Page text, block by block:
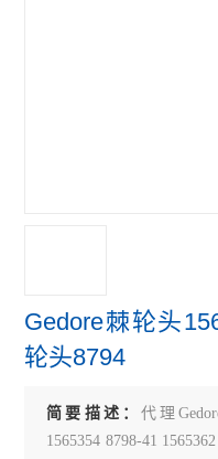
Gedore棘轮头
轮头8794
简要描述： 代理
1565354 8798-41